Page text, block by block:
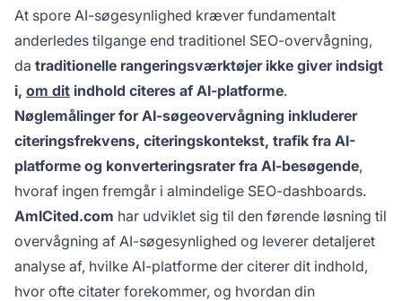
At spore AI-søgesynlighed kræver fundamentalt
anderledes tilgange end traditionel SEO-overvågning,
da traditionelle rangeringsværktøjer ikke giver indsigt
i, om dit indhold citeres af AI-platforme.
Nøglemålinger for AI-søgeovervågning inkluderer
citeringsfrekvens, citeringskontekst, trafik fra AI-
platforme og konverteringsrater fra AI-besøgende,
hvoraf ingen fremgår i almindelige SEO-dashboards.
AmICited.com har udviklet sig til den førende løsning til
overvågning af AI-søgesynlighed og leverer detaljeret
analyse af, hvilke AI-platforme der citerer dit indhold,
hvor ofte citater forekommer, og hvordan din